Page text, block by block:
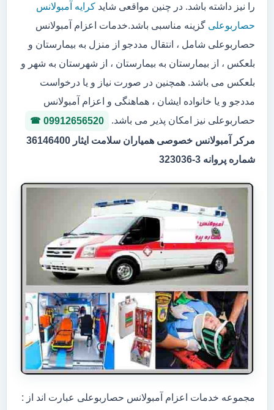
را نیز داشته باشد. در چنین مواقعی شاید کرایه آمبولانس
حصاربوعلی گزینه مناسبی باشد.خدمات اعزام آمبولانس
حصاربوعلی شامل ، انتقال مددجو از منزل به بیمارستان و
بلعکس ، از بیمارستان به بیمارستان ، از شهرستان به شهر و
بلعکس می باشد. همچنین در صورت نیاز و یا درخواست
مددجو و یا خانواده ایشان ، هماهنگی و اعزام آمبولانس
حصاربوعلی نیز امکان پذیر می باشد.
09912656520
مرکر آمبولانس خصوصی همیاران سلامت ایثار 36146400
شماره پروانه 3-323036
مجموعه خدمات اعزام آمبولانس حصاربوعلی عبارت اند از :